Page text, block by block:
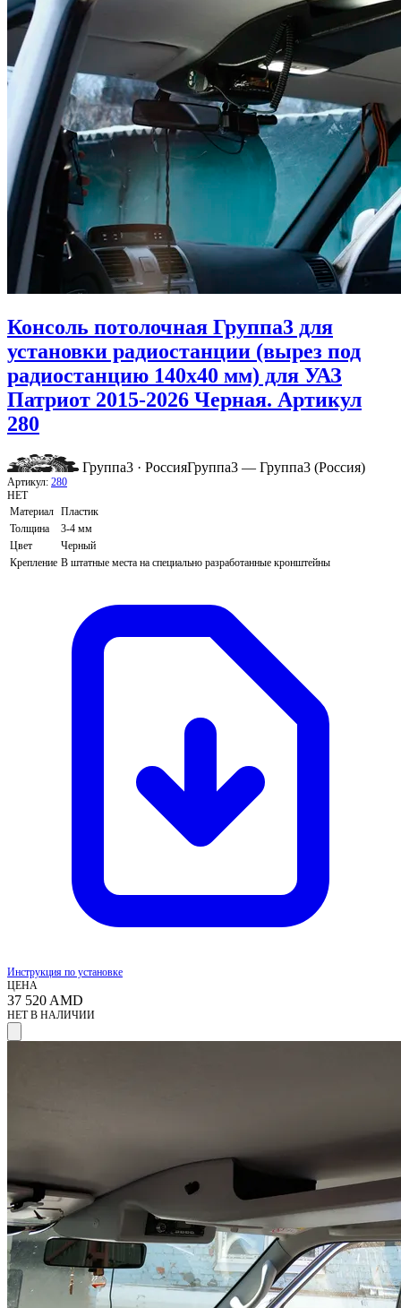
Консоль потолочная Группа3 для
установки радиостанции (вырез под
радиостанцию 140х40 мм) для УАЗ
Патриот 2015-2026 Черная. Артикул
280
Группа3 · РоссияГруппа3 — Группа3 (Россия)
Артикул: 280
НЕТ
Материал Пластик
Толщина
3-4 мм
Цвет
Черный
Крепление В штатные места на специально разработанные кронштейны
Инструкция по установке
ЦЕНА
37 520 AMD
НЕТ В НАЛИЧИИ